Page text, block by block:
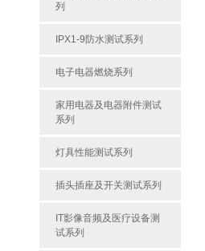
列
IPX1-9防水测试系列
电子电器燃烧系列
家用电器及电器附件测试
系列
灯具性能测试系列
插头插座及开关测试系列
IT影像音频及医疗设备测
试系列